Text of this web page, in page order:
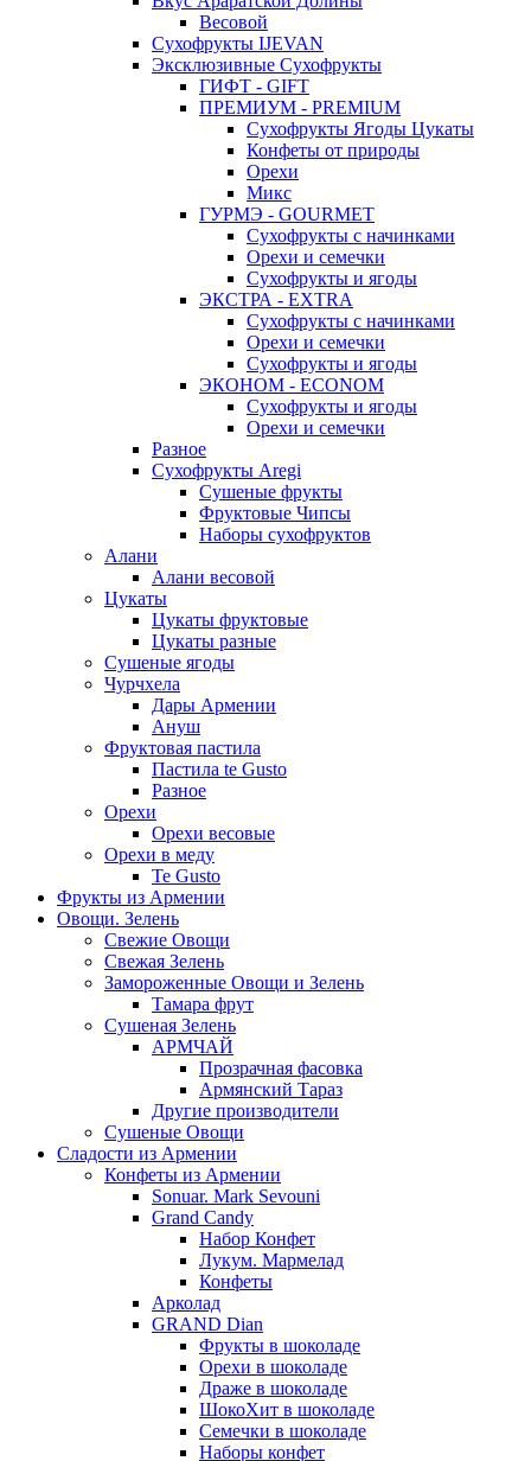
Весовой
Сухофрукты IJEVAN
Эксклюзивные Сухофрукты
ГИФТ - GIFT
ПРЕМИУМ - PREMIUM
Сухофрукты Ягоды Цукаты
Конфеты от природы
Орехи
Микс
ГУРМЭ - GOURMET
Сухофрукты с начинками
Орехи и семечки
Сухофрукты и ягоды
ЭКСТРА - EXTRA
Сухофрукты с начинками
Орехи и семечки
Сухофрукты и ягоды
ЭКОНОМ - ECONOM
Сухофрукты и ягоды
Орехи и семечки
Разное
Сухофрукты Aregi
Сушеные фрукты
Фруктовые Чипсы
Наборы сухофруктов
Алани
Алани весовой
Цукаты
Цукаты фруктовые
Цукаты разные
Сушеные ягоды
Чурчхела
Дары Армении
Ануш
Фруктовая пастила
Пастила te Gusto
Разное
Орехи
Орехи весовые
Орехи в меду
Te Gusto
Фрукты из Армении
Овощи. Зелень
Свежие Овощи
Свежая Зелень
Замороженные Овощи и Зелень
Тамара фрут
Сушеная Зелень
АРМЧАЙ
Прозрачная фасовка
Армянский Тараз
Другие производители
Сушеные Овощи
Сладости из Армении
Конфеты из Армении
Sonuar. Mark Sevouni
Grand Candy
Набор Конфет
Лукум. Мармелад
Конфеты
Арколад
GRAND Dian
Фрукты в шоколаде
Орехи в шоколаде
Драже в шоколаде
ШокоХит в шоколаде
Семечки в шоколаде
Наборы конфет